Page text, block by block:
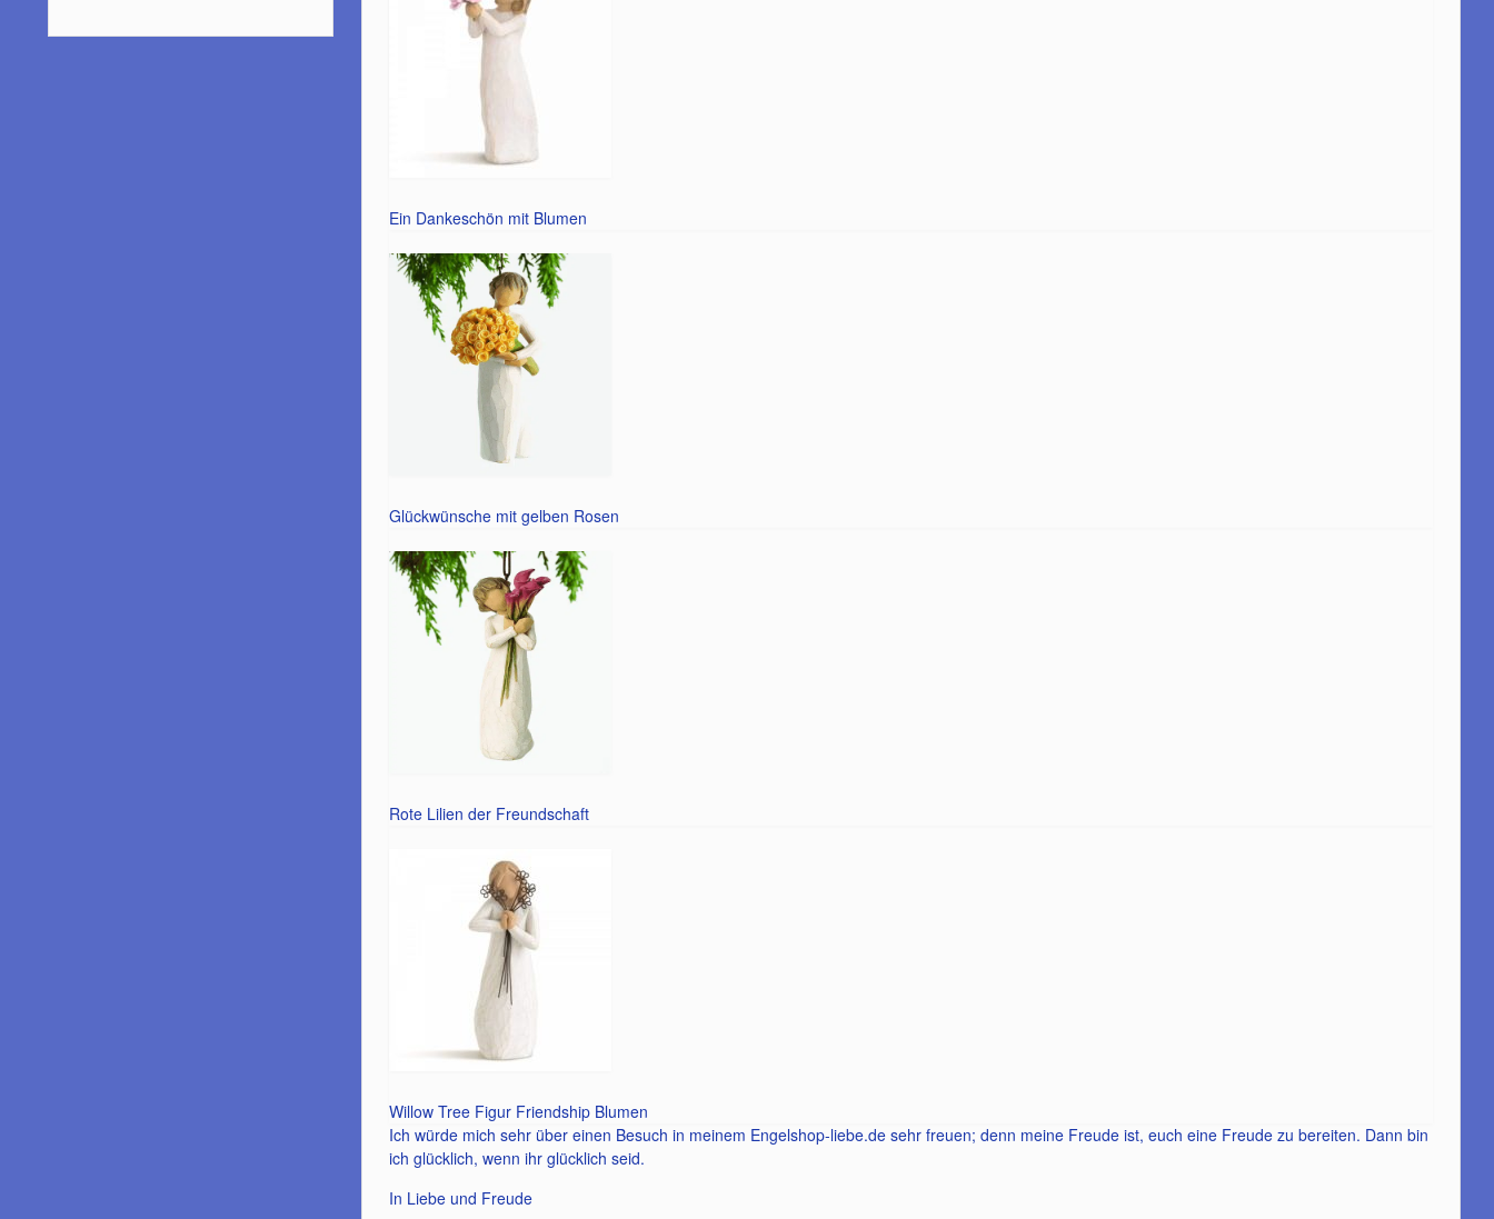
Ein Dankeschön mit Blumen
Glückwünsche mit gelben Rosen
Rote Lilien der Freundschaft
Willow Tree Figur Friendship Blumen
Ich würde mich sehr über einen Besuch in meinem Engelshop-liebe.de sehr freuen; denn meine Freude ist, euch eine Freude zu bereiten. Dann bin
ich glücklich, wenn ihr glücklich seid.
In Liebe und Freude